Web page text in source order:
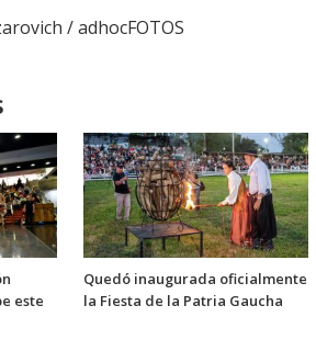
/ adhocFOTOS
este
Quedó inaugurada oficialmente
la Fiesta de la Patria Gaucha